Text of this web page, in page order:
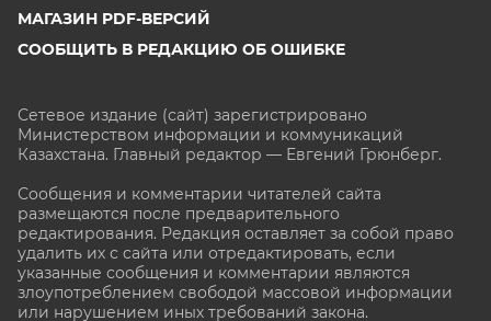
МАГАЗИН PDF-ВЕРСИЙ
СООБЩИТЬ В РЕДАКЦИЮ ОБ ОШИБКЕ
Сетевое издание (сайт) зарегистрировано
Министерством информации и коммуникаций
Казахстана. Главный редактор — Евгений Грюнберг.
Сообщения и комментарии читателей сайта
размещаются после предварительного
редактирования. Редакция оставляет за собой право
удалить их с сайта или отредактировать, если
указанные сообщения и комментарии являются
злоупотреблением свободой массовой информации
или нарушением иных требований закона.